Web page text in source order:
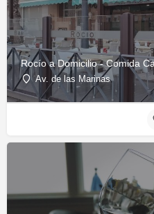
Rocío a Domicilio - Comida
Av. de las Marinas